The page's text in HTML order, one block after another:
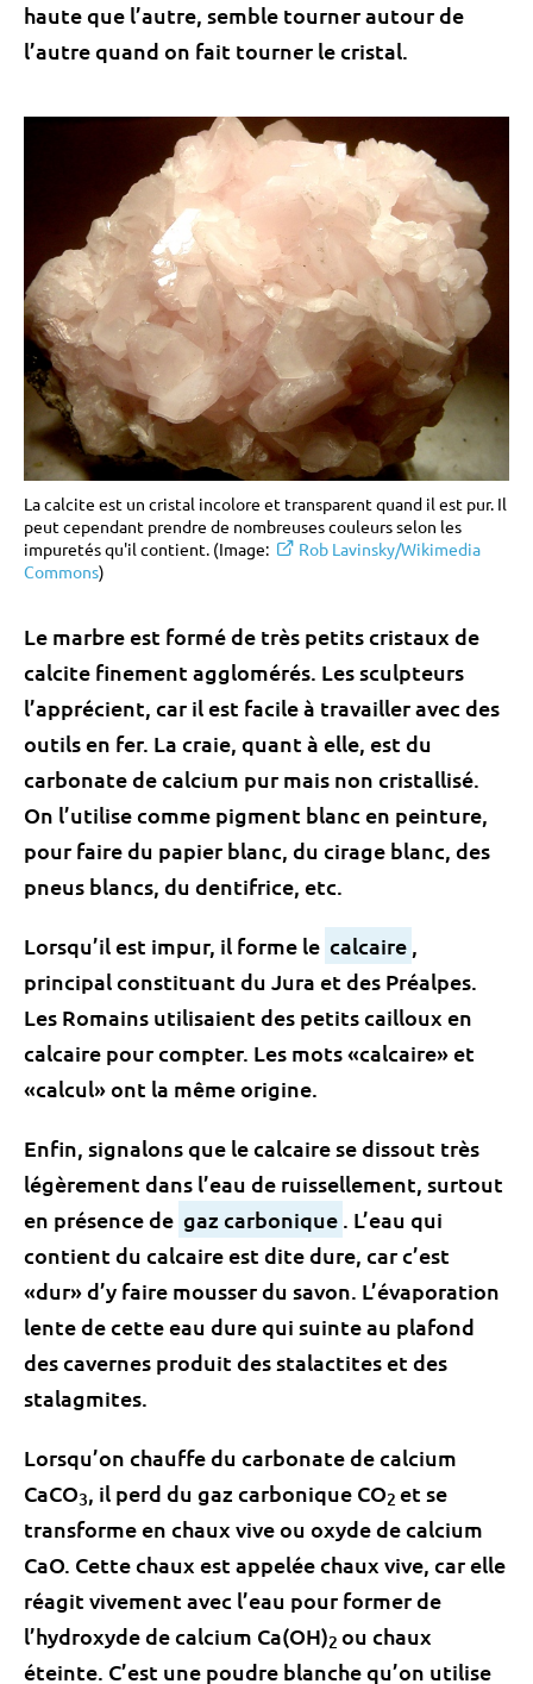
haute que l’autre, semble tourner autour de
l’autre quand on fait tourner le cristal.
La calcite est un cristal incolore et transparent quand il est pur. Il
peut cependant prendre de nombreuses couleurs selon les
impuretés qu'il contient. (Image:
Rob Lavinsky/Wikimedia
Commons)
Le marbre est formé de très petits cristaux de
calcite finement agglomérés. Les sculpteurs
l’apprécient, car il est facile à travailler avec des
outils en fer. La craie, quant à elle, est du
carbonate de calcium pur mais non cristallisé.
On l’utilise comme pigment blanc en peinture,
pour faire du papier blanc, du cirage blanc, des
pneus blancs, du dentifrice, etc.
Lorsqu’il est impur, il forme le calcaire ,
principal constituant du Jura et des Préalpes.
Les Romains utilisaient des petits cailloux en
calcaire pour compter. Les mots «calcaire» et
«calcul» ont la même origine.
Enfin, signalons que le calcaire se dissout très
légèrement dans l’eau de ruissellement, surtout
en présence de gaz carbonique . L’eau qui
contient du calcaire est dite dure, car c’est
«dur» d’y faire mousser du savon. L’évaporation
lente de cette eau dure qui suinte au plafond
des cavernes produit des stalactites et des
stalagmites.
Lorsqu’on chauffe du carbonate de calcium
CaCO3, il perd du gaz carbonique CO2 et se
transforme en chaux vive ou oxyde de calcium
CaO. Cette chaux est appelée chaux vive, car elle
réagit vivement avec l’eau pour former de
l’hydroxyde de calcium Ca(OH)2 ou chaux
éteinte. C’est une poudre blanche qu’on utilise